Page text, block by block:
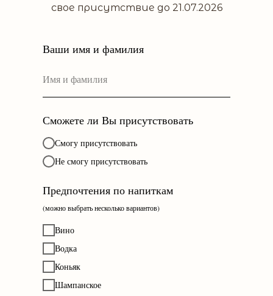
свое присутствие до 21.07.2026
Ваши имя и фамилия
Сможете ли Вы присутствовать
Смогу присутствовать
Не смогу присутствовать
Предпочтения по напиткам
(можно выбрать несколько вариантов)
Вино
Водка
Коньяк
Шампанское